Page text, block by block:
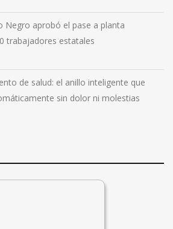
Negro aprobó el pase a planta
trabajadores estatales
de salud: el anillo inteligente que
sin dolor ni molestias